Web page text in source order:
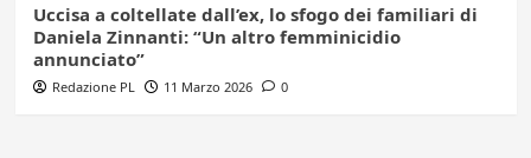
Uccisa a coltellate dall’ex, lo sfogo dei familiari di
Daniela Zinnanti: “Un altro femminicidio
annunciato”
Redazione PL 11 Marzo 2026 0